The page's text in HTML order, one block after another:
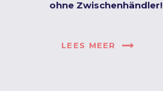
ohne Zwischenhändler!
LEES MEER